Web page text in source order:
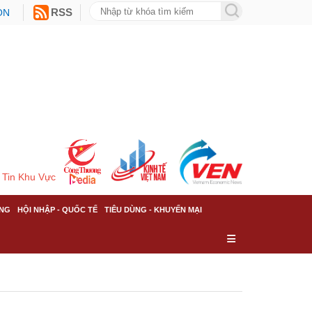
RSS
Tin Khu Vực
HỘI NHẬP - QUỐC TẾ TIÊU DÙNG - KHUYẾN MẠI